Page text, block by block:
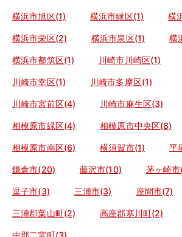
横浜市旭区(1) 横浜市緑区(1) 横
横浜市栄区(2) 横浜市泉区(1) 横
横浜市都筑区(1) 川崎市川崎区(1)
川崎市幸区(1) 川崎市多摩区(1)
川崎市宮前区(4) 川崎市麻生区(3)
相模原市緑区(4) 相模原市中央区(8)
相模原市南区(6) 横須賀市(1) 平
鎌倉市(20) 藤沢市(10) 茅ヶ崎市
逗子市(3) 三浦市(3) 座間市(7)
三浦郡葉山町(2) 高座郡寒川町(2)
中郡二宮町(3)